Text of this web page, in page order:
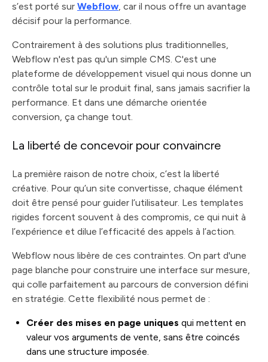
s’est porté sur Webflow, car il nous offre un avantage
décisif pour la performance.
Contrairement à des solutions plus traditionnelles,
Webflow n'est pas qu'un simple CMS. C'est une
plateforme de développement visuel qui nous donne un
contrôle total sur le produit final, sans jamais sacrifier la
performance. Et dans une démarche orientée
conversion, ça change tout.
La liberté de concevoir pour convaincre
La première raison de notre choix, c’est la liberté
créative. Pour qu’un site convertisse, chaque élément
doit être pensé pour guider l’utilisateur. Les templates
rigides forcent souvent à des compromis, ce qui nuit à
l’expérience et dilue l’efficacité des appels à l’action.
Webflow nous libère de ces contraintes. On part d'une
page blanche pour construire une interface sur mesure,
qui colle parfaitement au parcours de conversion défini
en stratégie. Cette flexibilité nous permet de :
Créer des mises en page uniques qui mettent en
valeur vos arguments de vente, sans être coincés
dans une structure imposée.